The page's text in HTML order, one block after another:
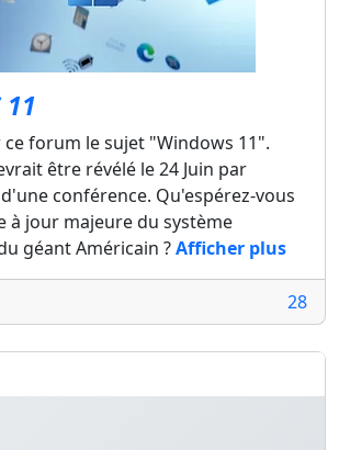
11
forum le sujet "Windows 11".
être révélé le 24 Juin par
conférence. Qu'espérez-vous
à jour majeure du système
géant Américain ?Afficher plus
28